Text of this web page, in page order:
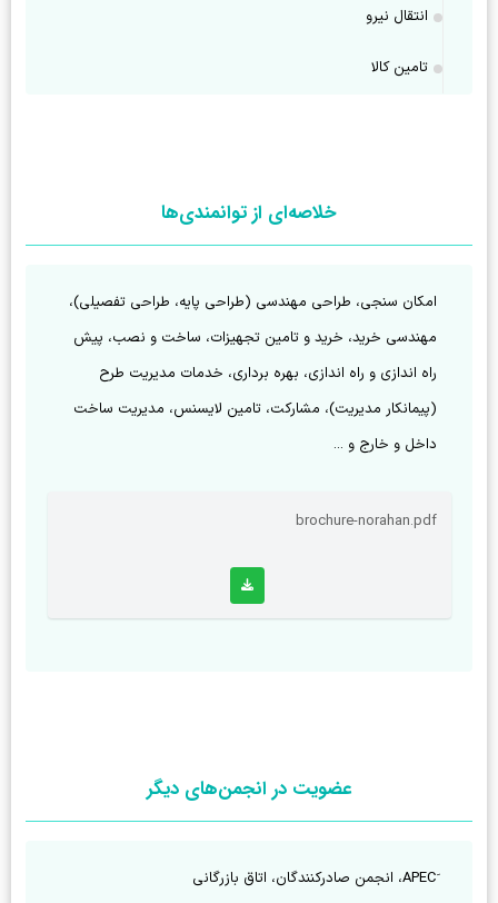
انتقال نیرو
تامین کالا
خلاصه‌ای از توانمندی‌ها
داخل و خارج و ...
brochure-norahan.pdf
عضویت در انجمن‌های دیگر